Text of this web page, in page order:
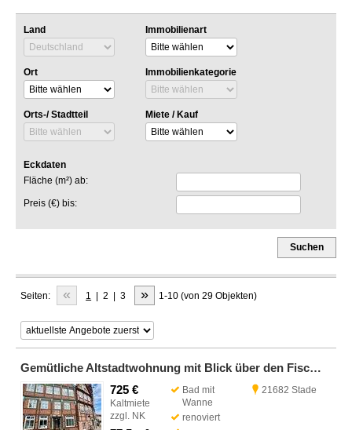
Land
Ort
Orts-/ Stadtteil
Immobilienart
Immobilienkategorie
Miete / Kauf
Eckdaten
Fläche (m²) ab:
Preis (€) bis:
Suchen
Seiten: « 1 |2 |3 » 1-10 (von 29 Objekten)
Gemütliche Altstadtwohnung mit Blick über den Fischmarkt
725 €
Kaltmiete
zzgl. NK
Bad mit
Wanne
renoviert
21682 Stade